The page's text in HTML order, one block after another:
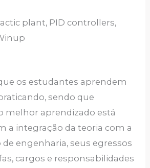
plant, PID controllers,
os estudantes aprendem
sendo que
melhor aprendizado está
a integração da teoria com a
de engenharia, seus egressos
cargos e responsabilidades